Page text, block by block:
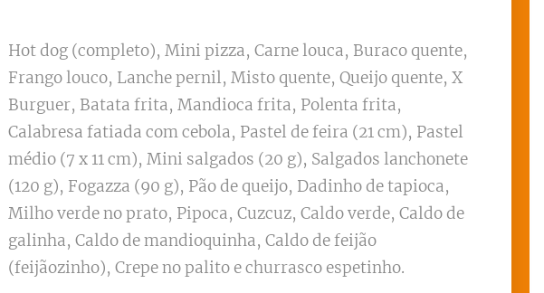
Hot dog (completo), Mini pizza, Carne louca, Buraco quente,
Frango louco, Lanche pernil, Misto quente, Queijo quente, X
Burguer, Batata frita, Mandioca frita, Polenta frita,
Calabresa fatiada com cebola, Pastel de feira (21 cm), Pastel
médio (7 x 11 cm), Mini salgados (20 g), Salgados lanchonete
(120 g), Fogazza (90 g), Pão de queijo, Dadinho de tapioca,
Milho verde no prato, Pipoca, Cuzcuz, Caldo verde, Caldo de
galinha, Caldo de mandioquinha, Caldo de feijão
(feijãozinho), Crepe no palito e churrasco espetinho.